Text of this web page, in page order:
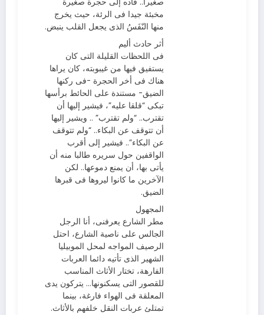
مخبئة جيدا فى الرئة، حيث يخرج
منها النّفَسُ الذى يجعل القلب ينبض.
أثر حادث أليم
فى اللحظات القليلة التى كان
يستفيق فيها من غيبوبته، كان يراها
هناك فى أخر الحجرة -فى ركنها
الضيق- مستندة على الحائط برأسها
تبكى “قلقا عليه”، فيشير إليها أن
تقترب.. “ولم تقترب” .. ويشير إليها
أن تتوقف عن البكاء.. “ولم تتوقف
عن البكاء”.. فيشير إلى أقرب
الواقفين حول سريره طالبا منه أن
يأتى بها، أن يمنع دموعها.. لكن
الآخرين ما كانوا ليروها فى قبرها
الضيق.
المجهول
مطر الشارع يعرفنى، أنا الرجل
الجالس على ناصية الشارع، احتل
الرصيف المواجه لمحل الموبيليا
الشهير الذى تأتيه دائما العربات
الفارهة، تختار الأثاث المناسب
للقصور التى يسكنونها… يتركون يدى
المعلقة فى الهواء فارغة، بينما
تمتلئ عربات النقل خلفهم بالأثاث.